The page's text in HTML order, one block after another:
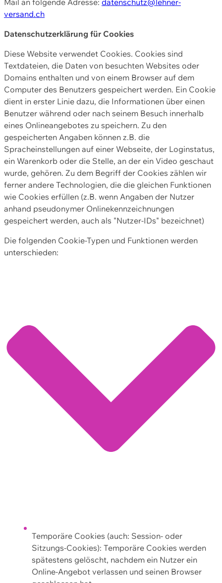
versand.ch
Datenschutzerklärung für Cookies
Diese Website verwendet Cookies. Cookies sind
Textdateien, die Daten von besuchten Websites oder
Domains enthalten und von einem Browser auf dem
Computer des Benutzers gespeichert werden. Ein Cookie
dient in erster Linie dazu, die Informationen über einen
Benutzer während oder nach seinem Besuch innerhalb
eines Onlineangebotes zu speichern. Zu den
gespeicherten Angaben können z.B. die
Spracheinstellungen auf einer Webseite, der Loginstatus,
ein Warenkorb oder die Stelle, an der ein Video geschaut
wurde, gehören. Zu dem Begriff der Cookies zählen wir
ferner andere Technologien, die die gleichen Funktionen
wie Cookies erfüllen (z.B. wenn Angaben der Nutzer
anhand pseudonymer Onlinekennzeichnungen
gespeichert werden, auch als "Nutzer-IDs" bezeichnet)
Die folgenden Cookie-Typen und Funktionen werden
unterschieden:
Temporäre Cookies (auch: Session- oder
Sitzungs-Cookies): Temporäre Cookies werden
spätestens gelöscht, nachdem ein Nutzer ein
Online-Angebot verlassen und seinen Browser